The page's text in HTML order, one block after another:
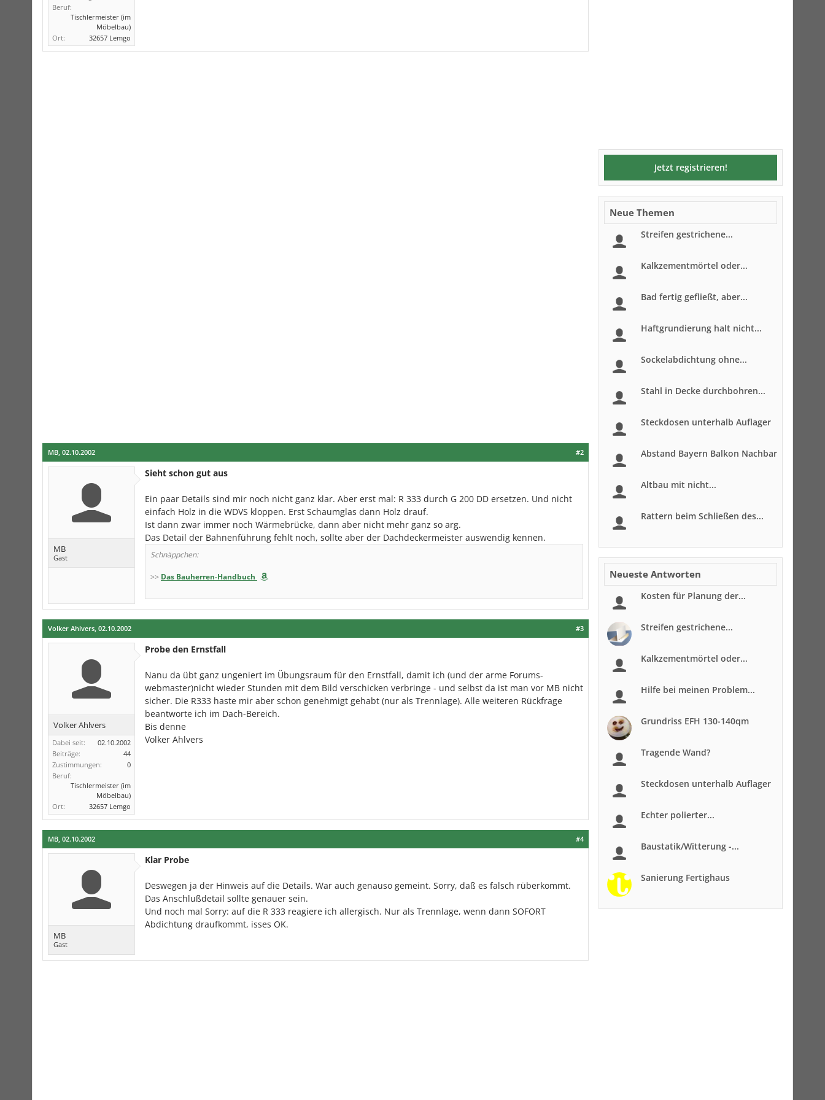
Beruf:
Tischlermeister (im
Möbelbau)
Ort:
32657 Lemgo
#2
MB, 02.10.2002
MB
Gast
Sieht schon gut aus
Ein paar Details sind mir noch nicht ganz klar. Aber erst mal: R 333 durch G 200 DD ersetzen. Und nicht
einfach Holz in die WDVS kloppen. Erst Schaumglas dann Holz drauf.
Ist dann zwar immer noch Wärmebrücke, dann aber nicht mehr ganz so arg.
Das Detail der Bahnenführung fehlt noch, sollte aber der Dachdeckermeister auswendig kennen.
Schnäppchen:
>> Das Bauherren-Handbuch
#3
Volker Ahlvers, 02.10.2002
Volker Ahlvers
Dabei seit:
02.10.2002
Beiträge:
44
Zustimmungen:
0
Beruf:
Tischlermeister (im
Möbelbau)
Ort:
32657 Lemgo
Probe den Ernstfall
Nanu da übt ganz ungeniert im Übungsraum für den Ernstfall, damit ich (und der arme Forums-
webmaster)nicht wieder Stunden mit dem Bild verschicken verbringe - und selbst da ist man vor MB nicht
sicher. Die R333 haste mir aber schon genehmigt gehabt (nur als Trennlage). Alle weiteren Rückfrage
beantworte ich im Dach-Bereich.
Bis denne
Volker Ahlvers
#4
MB, 02.10.2002
MB
Gast
Klar Probe
Deswegen ja der Hinweis auf die Details. War auch genauso gemeint. Sorry, daß es falsch rüberkommt.
Das Anschlußdetail sollte genauer sein.
Und noch mal Sorry: auf die R 333 reagiere ich allergisch. Nur als Trennlage, wenn dann SOFORT
Abdichtung draufkommt, isses OK.
Jetzt registrieren!
Neue Themen
Streifen gestrichene...
Kalkzementmörtel oder...
Bad fertig gefließt, aber...
Haftgrundierung halt nicht...
Sockelabdichtung ohne...
Stahl in Decke durchbohren...
Steckdosen unterhalb Auflager
Abstand Bayern Balkon Nachbar
Altbau mit nicht...
Rattern beim Schließen des...
Neueste Antworten
Kosten für Planung der...
Streifen gestrichene...
Kalkzementmörtel oder...
Hilfe bei meinen Problem...
Grundriss EFH 130-140qm
Tragende Wand?
Steckdosen unterhalb Auflager
Echter polierter...
Baustatik/Witterung -...
Sanierung Fertighaus